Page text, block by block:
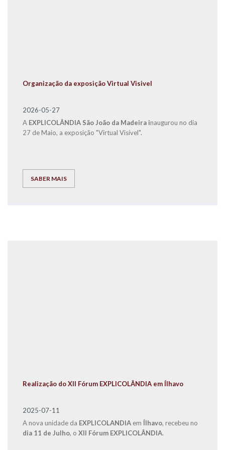
Organização da exposição Virtual Visivel
2026-05-27
A EXPLICOLÂNDIA São João da Madeira inaugurou no dia
27 de Maio, a exposição "Virtual Visível".
SABER MAIS
Realização do XII Fórum EXPLICOLÂNDIA em Ílhavo
2025-07-11
A nova unidade da EXPLICOLANDIA em Ílhavo, recebeu no
dia 11 de Julho, o XII Fórum EXPLICOLÂNDIA.